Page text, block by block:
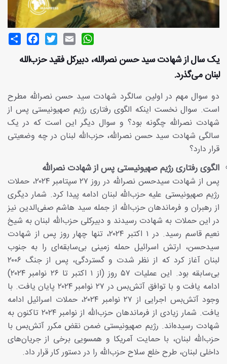
Share
FacebookTwitterEmail
WhatsApp
یک سال از شهادت سید حسن نصرالله، دبیرکل فقید حزب‌الله
لبنان می‌گذرد.
دو سوال مهم در اولین سالگرد شهادت سید حسن نصرالله مطرح
است. سوال نخست اینکه الگوی رفتاری رژیم صهیونیستی پس از
شهادت نصرالله چگونه بود؟ و سوال دیگر این است که در یک
سالگی شهادت سید حسن نصرالله، حزب‌الله لبنان در چه وضعیتی
قرار دارد؟
الگوی رفتاری رژیم صهیونیستی پس از شهادت نصرالله
پس از شهادت سیدحسن نصرالله در روز ۲۷ سپتامبر ۲۰۲۴، حملات
رژیم صهیونیستی علیه حزب‌الله لبنان ادامه پیدا کرد. شمار دیگری
از رهبران و فرماندهان حزب‌الله از جمله سید هاشم صفی‌الدین نیز
در این حملات به شهادت رسیدند و دبیرکلی حزب‌الله لبنان به شیخ
نعیم قاسم رسید. در ۱ اکتبر ۲۰۲۴، تنها چهار روز پس از شهادت
سیدحسن، ارتش اسرائیل حمله زمینی بی‌سابقه‌ای را به جنوب
لبنان آغاز کرد که از نظر شدت و گستردگی، پس از جنگ ۲۰۰۶
بی‌سابقه بود. این عملیات ۵۷ روز (از ۱ اکتبر تا ۲۶ نوامبر ۲۰۲۴)
ادامه یافت و با توافق آتش‌بس در ۲۷ نوامبر ۲۰۲۴ پایان یافت. با
وجود آتش‌بس اجرایی از ۲۷ نوامبر ۲۰۲۴، حملات اسرائیل ادامه
یافت. شمار زیادی از فرماندهان حزب‌الله از نوامبر ۲۰۲۴ تاکنون به
شهادت رسیده‌اند. رژیم صهیونیستی ضمن نقض مکرر آتش‌بس با
حزب‌الله لبنان، با حمایت آمریکا و همسویی برخی از جریان‌های
داخلی لبنان، طرح خلع سلاح حزب‌الله را در دستور کار قرار داد.